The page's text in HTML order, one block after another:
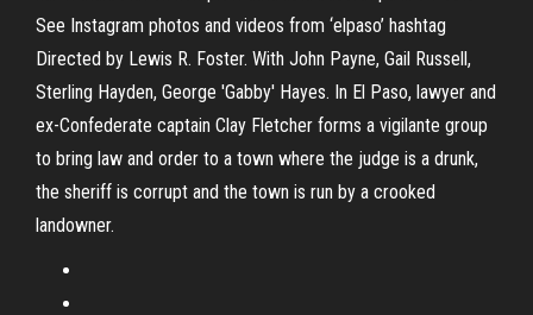
See Instagram photos and videos from ‘elpaso’ hashtag
Directed by Lewis R. Foster. With John Payne, Gail Russell,
Sterling Hayden, George 'Gabby' Hayes. In El Paso, lawyer and
ex-Confederate captain Clay Fletcher forms a vigilante group
to bring law and order to a town where the judge is a drunk,
the sheriff is corrupt and the town is run by a crooked
landowner.